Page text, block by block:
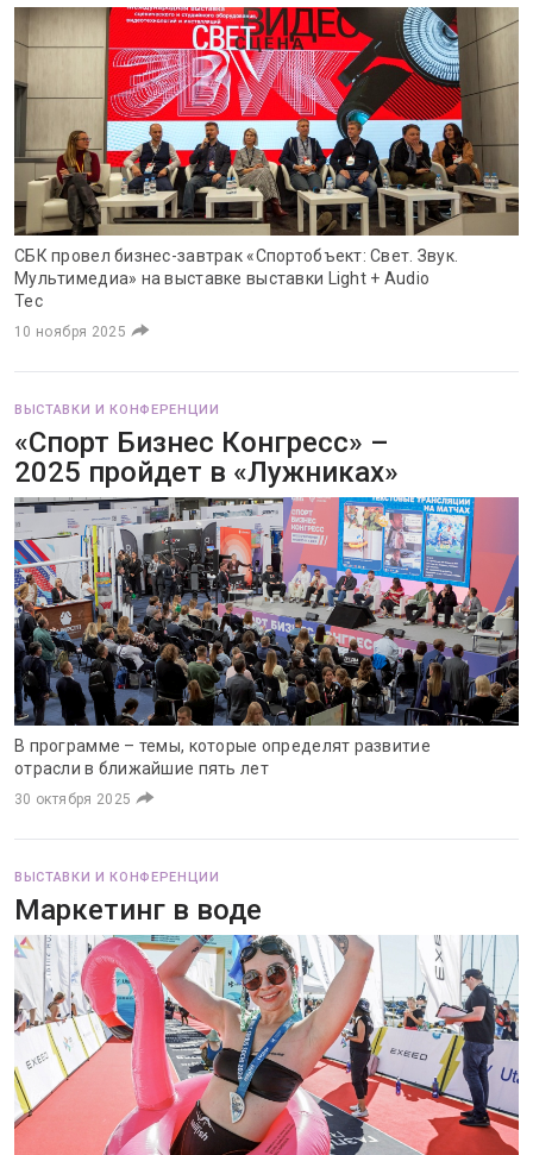
СБК провел бизнес-завтрак «Спортобъект: Свет. Звук.
Мультимедиа» на выставке выставки Light + Audio
Tec
10 ноября 2025
ВЫСТАВКИ И КОНФЕРЕНЦИИ
«Спорт Бизнес Конгресс» –
2025 пройдет в «Лужниках»
В программе – темы, которые определят развитие
отрасли в ближайшие пять лет
30 октября 2025
ВЫСТАВКИ И КОНФЕРЕНЦИИ
Маркетинг в воде